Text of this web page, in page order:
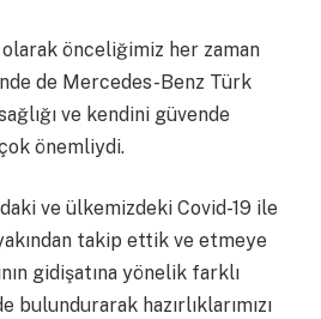
önceliğimiz her zaman
de Mercedes-Benz Türk
ve kendini güvende
önemliydi.
ve ülkemizdeki Covid-19 ile
takip ettik ve etmeye
gidişatına yönelik farklı
bulundurarak hazırlıklarımızı